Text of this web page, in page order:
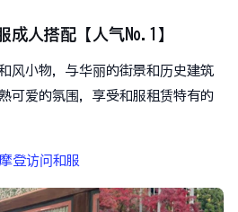
成人搭配【人气No.1】
风小物，与华丽的街景和历史建筑
可爱的氛围，享受和服租赁特有的
登访问和服